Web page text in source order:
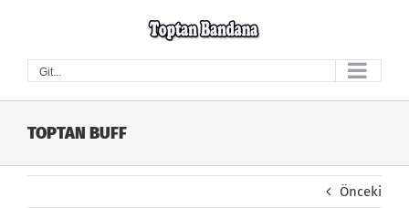
Git...
TOPTAN BUFF
Önceki